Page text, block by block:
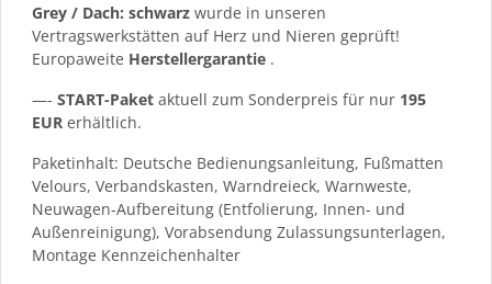
Grey / Dach: schwarz wurde in unseren
Vertragswerkstätten auf Herz und Nieren geprüft!
Europaweite Herstellergarantie .
—- START-Paket aktuell zum Sonderpreis für nur 195
EUR erhältlich.
Paketinhalt: Deutsche Bedienungsanleitung, Fußmatten
Velours, Verbandskasten, Warndreieck, Warnweste,
Neuwagen-Aufbereitung (Entfolierung, Innen- und
Außenreinigung), Vorabsendung Zulassungsunterlagen,
Montage Kennzeichenhalter